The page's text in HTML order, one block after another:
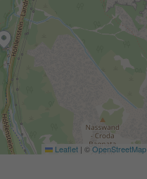
Leaflet | ©OpenStreetMap